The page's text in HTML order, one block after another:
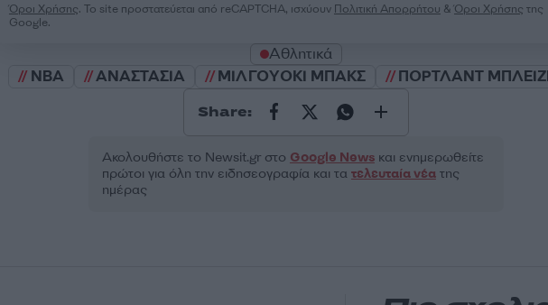
Όροι Χρήσης. Το site προστατεύεται από reCAPTCHA, ισχύουν Πολιτική Απορρήτου &Όροι Χρήσης της
Google.
Αθλητικά
NBA
ΑΝΑΣΤΑΣΙΑ ΜΙΛΓΟΥΟΚΙ ΜΠΑΚΣ ΠΟΡΤΛΑΝΤ
Share:
Ακολουθήστε το Νewsit.gr στο Google Newsκαι ενημερωθείτε
πρώτοι για όλη την ειδησεογραφία και τα τελευταία νέατης
ημέρας